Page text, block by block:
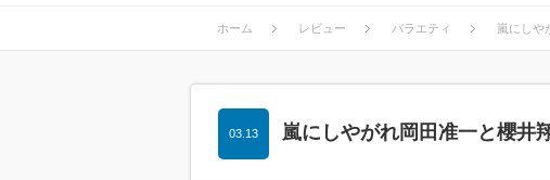
ホーム レビュー バラエティ 嵐にしや
嵐にしやがれ岡田准一と櫻井
03.13